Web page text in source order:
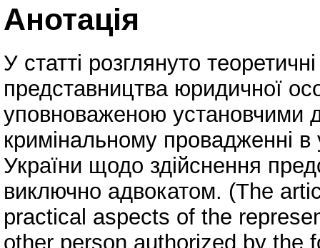
Анотація
У статті розглянуто
представництва юридичної
уповноваженою установчими
кримінальному провадженні в
України щодо здійснення
виключно адвокатом. (The
practical aspects of the
other person authorized by the